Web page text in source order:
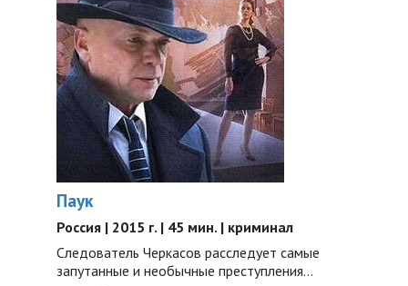
Паук
Россия | 2015 г. | 45 мин. | криминал
Следователь Черкасов расследует самые
запутанные и необычные преступления...